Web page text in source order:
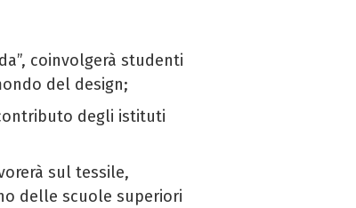
coinvolgerà studenti
del design;
degli istituti
sul tessile,
delle scuole superiori